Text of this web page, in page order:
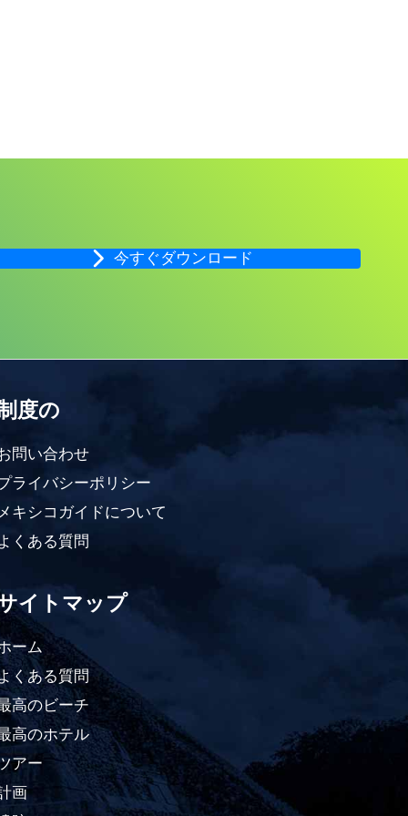
今すぐダウンロード
度の
問い合わせ
ライバシーポリシー
キシコガイドについて
くある質問
イトマップ
ーム
くある質問
高のビーチ
高のホテル
アー
画